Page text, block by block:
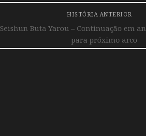
HISTÓRIA ANTERIOR
Seishun Buta Yarou – Continuação em
para próximo arco